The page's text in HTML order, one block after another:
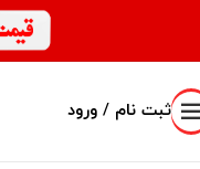
ثبت نام / ورود